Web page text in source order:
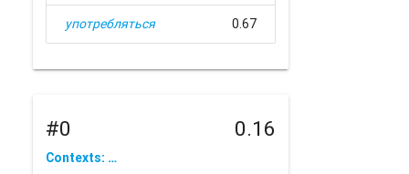
употребляться 0.67
#0 0.16
Contexts: …